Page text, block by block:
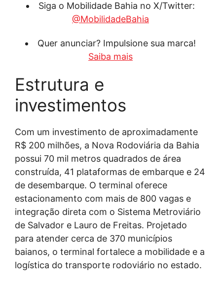
Siga o Mobilidade Bahia no X/Twitter:
@MobilidadeBahia
Quer anunciar? Impulsione sua marca!
Saiba mais
Estrutura e
investimentos
Com um investimento de aproximadamente
R$ 200 milhões, a Nova Rodoviária da Bahia
possui 70 mil metros quadrados de área
construída, 41 plataformas de embarque e 24
de desembarque. O terminal oferece
estacionamento com mais de 800 vagas e
integração direta com o Sistema Metroviário
de Salvador e Lauro de Freitas. Projetado
para atender cerca de 370 municípios
baianos, o terminal fortalece a mobilidade e a
logística do transporte rodoviário no estado.